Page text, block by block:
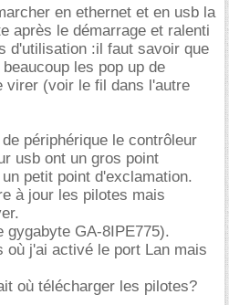
en ethernet et en usb la
après le démarrage et ralenti
d'utilisation :il faut savoir que
les pop up de
virer (voir le fil dans l'autre
périphérique le contrôleur
usb ont un gros point
petit point d'exclamation.
à jour les pilotes mais
gygabyte GA-8IPE775).
où j'ai activé le port Lan mais
où télécharger les pilotes?